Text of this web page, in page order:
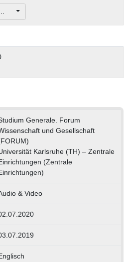
...
Generale. Forum
und Gesellschaft
Karlsruhe (TH) – Zentrale
(Zentrale
& Video